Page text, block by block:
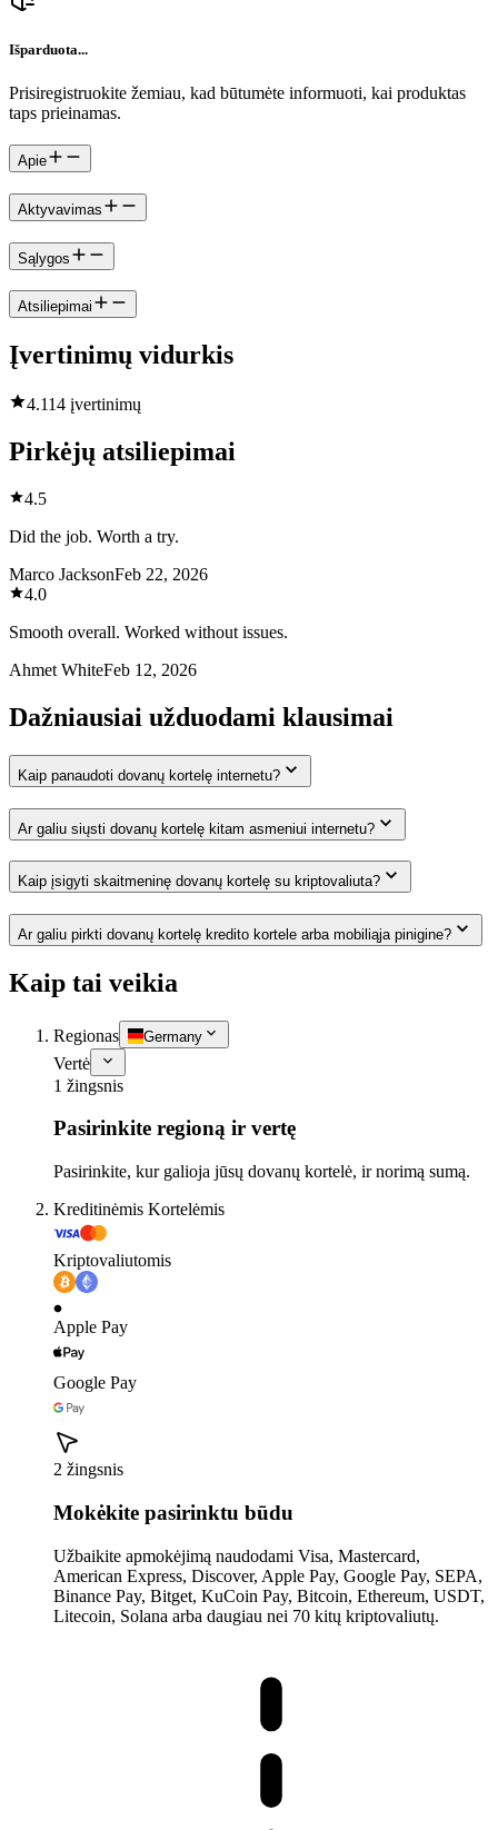
Išparduota...
Prisiregistruokite žemiau, kad būtumėte informuoti, kai produktas
taps prieinamas.
Apie
Aktyvavimas
Sąlygos
Atsiliepimai
Įvertinimų vidurkis
4.114 įvertinimų
Pirkėjų atsiliepimai
4.5
Did the job. Worth a try.
Marco JacksonFeb 22, 2026
4.0
Smooth overall. Worked without issues.
Ahmet WhiteFeb 12, 2026
Dažniausiai užduodami klausimai
Kaip panaudoti dovanų kortelę internetu?
Ar galiu siųsti dovanų kortelę kitam asmeniui internetu?
Kaip įsigyti skaitmeninę dovanų kortelę su kriptovaliuta?
Ar galiu pirkti dovanų kortelę kredito kortele arba mobiliąja pinigine?
Kaip tai veikia
Regionas Germany
Vertė
1 žingsnis
Pasirinkite regioną ir vertę
Pasirinkite, kur galioja jūsų dovanų kortelė, ir norimą sumą.
Kreditinėmis Kortelėmis
Kriptovaliutomis
Apple Pay
Google Pay
2 žingsnis
Mokėkite pasirinktu būdu
Užbaikite apmokėjimą naudodami Visa, Mastercard,
American Express, Discover, Apple Pay, Google Pay, SEPA,
Binance Pay, Bitget, KuCoin Pay, Bitcoin, Ethereum, USDT,
Litecoin, Solana arba daugiau nei 70 kitų kriptovaliutų.